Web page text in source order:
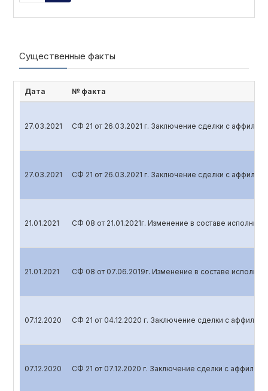
Существенные факты
Дата № факта
27.03.2021 СФ 21 от 26.03.2021 г. Заключение сделки с
27.03.2021 СФ 21 от 26.03.2021 г. Заключение сделки с
21.01.2021 СФ 08 от 21.01.2021г. Изменение в составе
21.01.2021 СФ 08 от 07.06.2019г. Изменение в составе
07.12.2020 СФ 21 от 04.12.2020 г. Заключение сделки с
07.12.2020 СФ 21 от 07.12.2020 г. Заключение сделки с